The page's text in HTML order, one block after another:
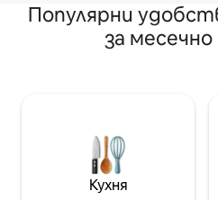
Популярни
за
Кухня